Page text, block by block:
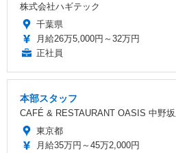
株式会社ハギテック
千葉県
月給26万5,000円～32万円
正社員
本部スタッフ
CAFÉ & RESTAURANT OASIS 中野
東京都
月給35万円～45万2,000円